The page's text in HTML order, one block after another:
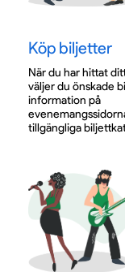
Köp biljetter
När du har hittat
väljer du önskade
information på
tillgängliga